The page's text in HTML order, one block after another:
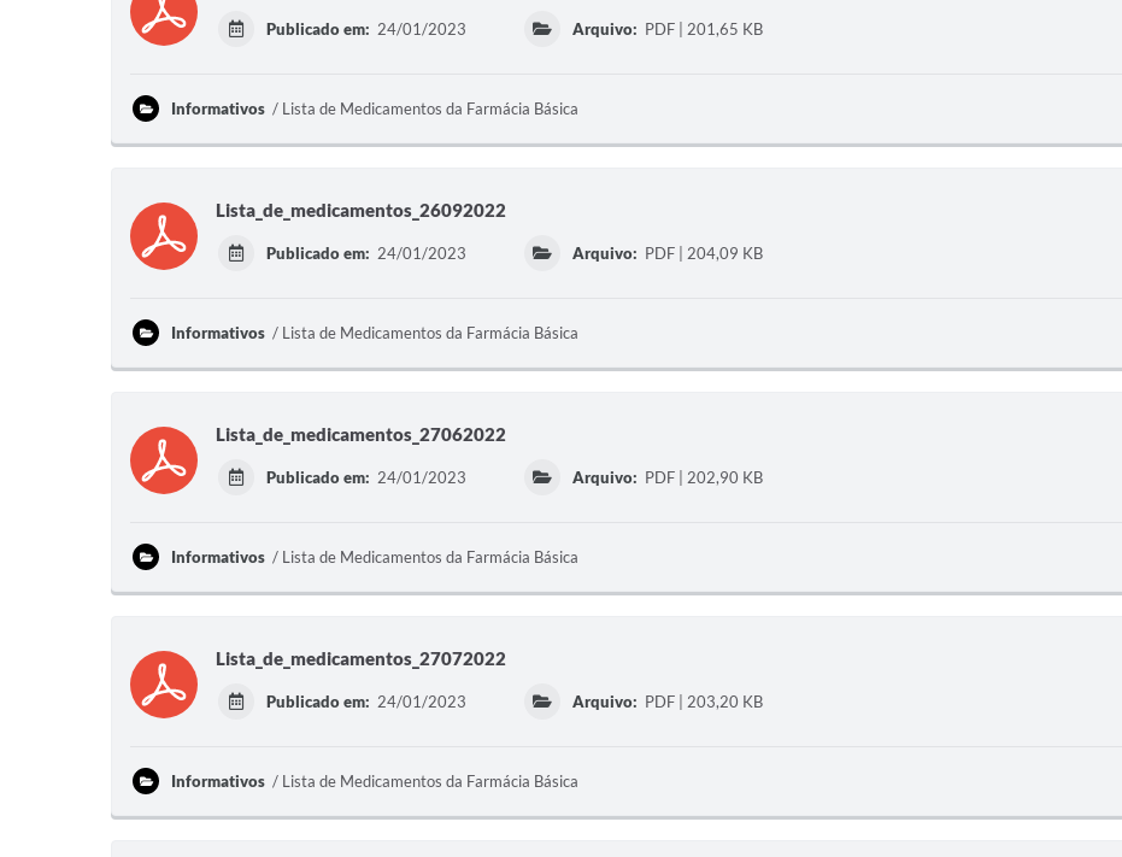
Publicado em: 24/01/2023 Arquivo: PDF | 201,65 KB
Informativos Lista de Medicamentos da Farmácia Básica
Lista_de_medicamentos_26092022
Publicado em: 24/01/2023 Arquivo: PDF | 204,09 KB
Informativos Lista de Medicamentos da Farmácia Básica
Lista_de_medicamentos_27062022
Publicado em: 24/01/2023 Arquivo: PDF | 202,90 KB
Informativos Lista de Medicamentos da Farmácia Básica
Lista_de_medicamentos_27072022
Publicado em: 24/01/2023 Arquivo: PDF | 203,20 KB
Informativos Lista de Medicamentos da Farmácia Básica